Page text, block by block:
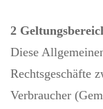
2
Diese
Rechtsgeschäfte
Verbraucher